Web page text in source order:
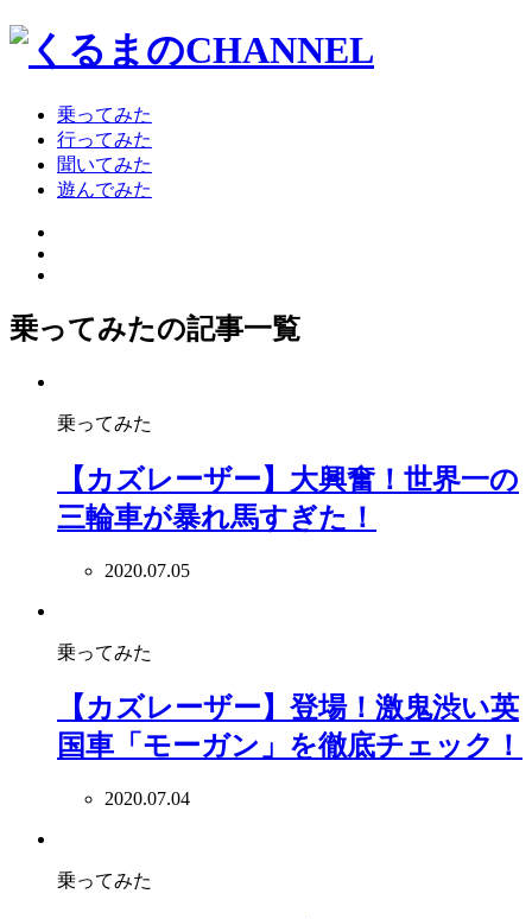
乗ってみた
行ってみた
聞いてみた
遊んでみた
乗ってみたの記事一覧
乗ってみた
【カズレーザー】大興奮！世界一の
三輪車が暴れ馬すぎた！
2020.07.05
乗ってみた
【カズレーザー】登場！激鬼渋い英
国車「モーガン」を徹底チェック！
2020.07.04
乗ってみた